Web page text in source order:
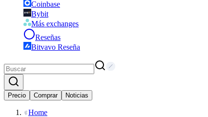
Coinbase
Bybit
Más exchanges
Reseñas
Bitvavo Reseña
Precio Comprar Noticias
Home